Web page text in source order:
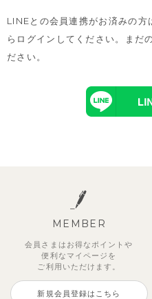
LINEとの会員連携がお済みの
らログインしてください。まだ
ださい。
MEMBER
会員さまはお得なポイントや
便利な マイページを
ご利用いただけます。
新規会員登録はこちら